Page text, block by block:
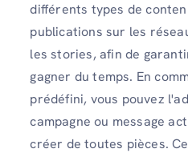
différents types de
publications sur les
les stories, afin de
gagner du temps. En
prédéfini, vous pouvez
campagne ou message
créer de toutes pièces.